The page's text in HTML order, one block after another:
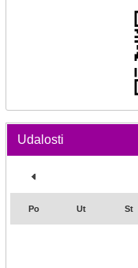
Udalosti
Po Ut St